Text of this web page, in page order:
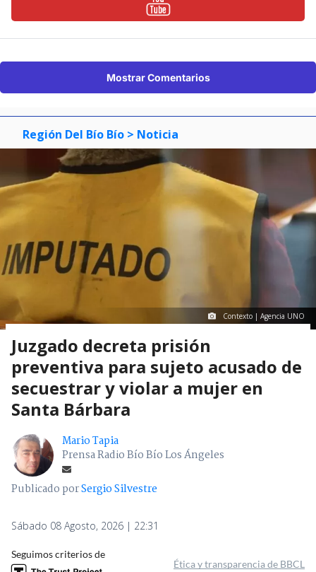
Mostrar Comentarios
Región Del Bío Bío > Noticia
Contexto | Agencia UNO
Juzgado decreta prisión
preventiva para sujeto acusado de
secuestrar y violar a mujer en
Santa Bárbara
Mario Tapia
Prensa Radio Bío Bío Los Ángeles
Publicado porSergio Silvestre
Sábado 08 Agosto, 2026 | 22:31
Seguimos criterios de
Ética y transparencia de BBCL